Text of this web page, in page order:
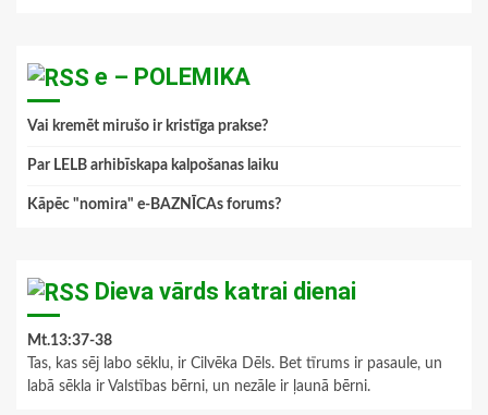
e – POLEMIKA
Vai kremēt mirušo ir kristīga prakse?
Par LELB arhibīskapa kalpošanas laiku
Kāpēc "nomira" e-BAZNĪCAs forums?
Dieva vārds katrai dienai
Mt.13:37-38
Tas, kas sēj labo sēklu, ir Cilvēka Dēls. Bet tīrums ir pasaule, un
labā sēkla ir Valstības bērni, un nezāle ir ļaunā bērni.